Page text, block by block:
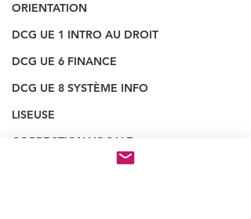
ORIENTATION
DCG UE 1 INTRO AU DROIT
DCG UE 6 FINANCE
DCG UE 8 SYSTÈME INFO
LISEUSE
CORRECTION VOCALE